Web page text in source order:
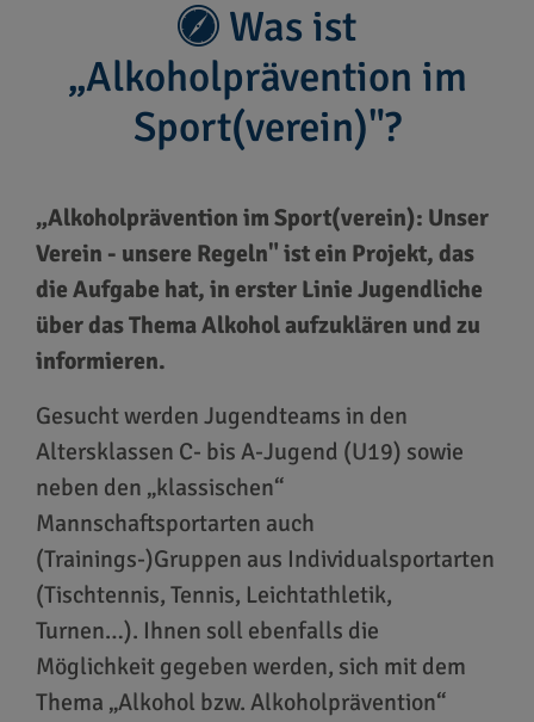
Was ist
„Alkoholprävention im
Sport(verein)"?
„Alkoholprävention im Sport(verein): Unser
Verein - unsere Regeln" ist ein Projekt, das
die Aufgabe hat, in erster Linie Jugendliche
über das Thema Alkohol aufzuklären und zu
informieren.
Gesucht werden Jugendteams in den
Altersklassen C- bis A-Jugend (U19) sowie
neben den „klassischen“
Mannschaftsportarten auch
(Trainings-)Gruppen aus Individualsportarten
(Tischtennis, Tennis, Leichtathletik,
Turnen…). Ihnen soll ebenfalls die
Möglichkeit gegeben werden, sich mit dem
Thema „Alkohol bzw. Alkoholprävention“